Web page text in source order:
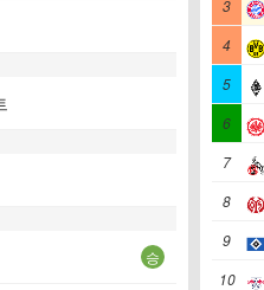
승
3
4
5
6
7
8
9
10